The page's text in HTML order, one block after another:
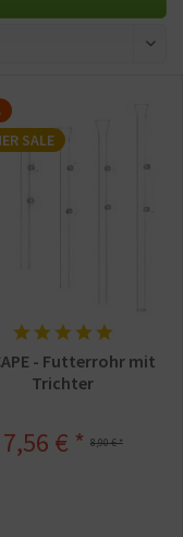
SALE
- Futterrohr mit
Trichter
7,56 € * 8,90 € *